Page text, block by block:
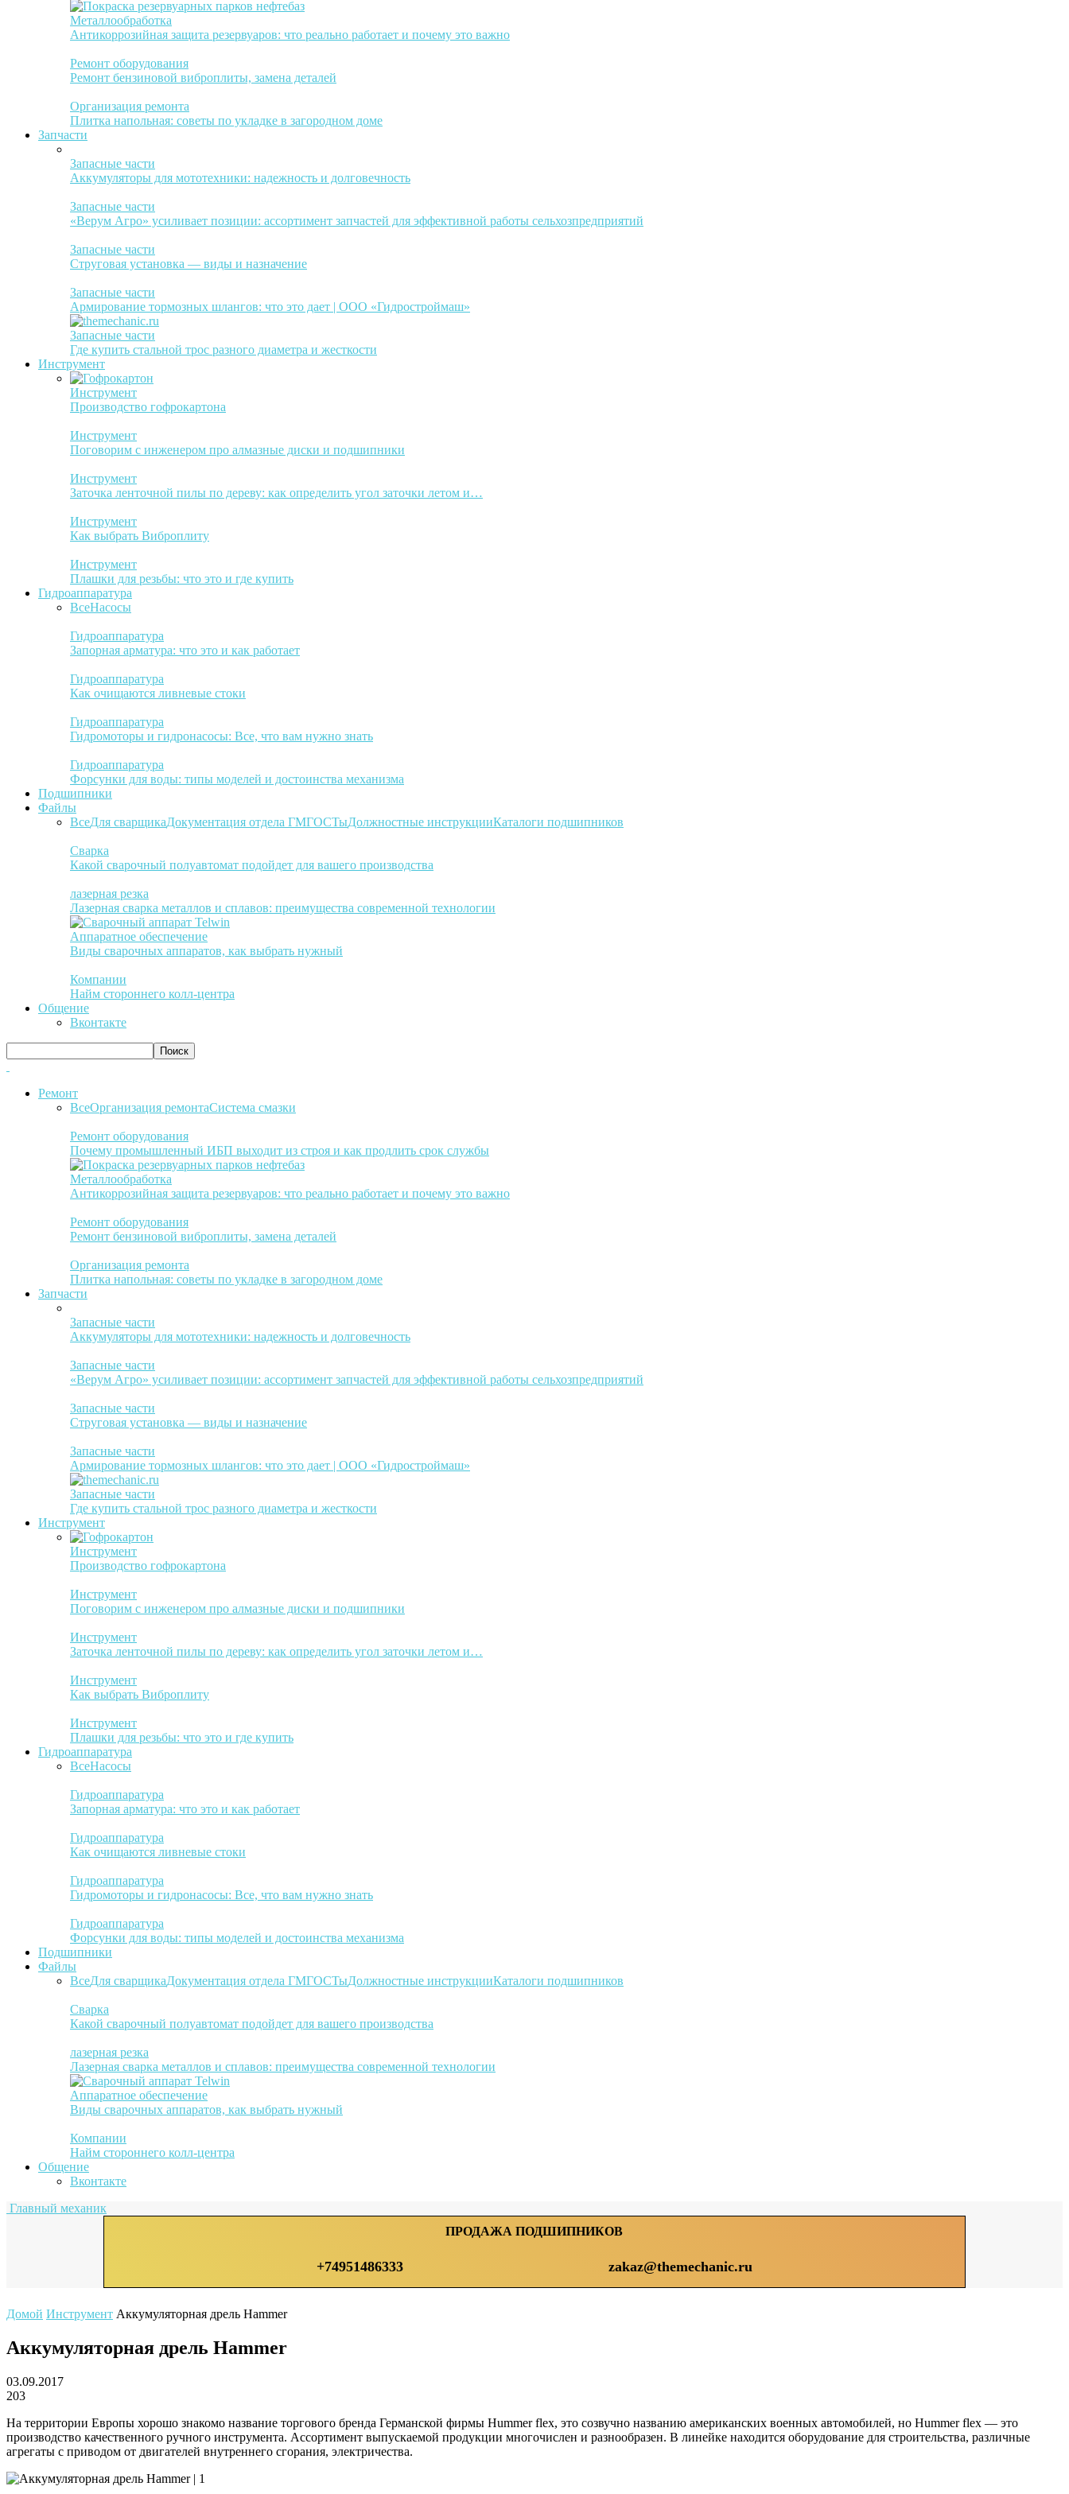
Металлообработка
Антикоррозийная защита резервуаров: что реально работает и почему это важно
Ремонт оборудования
Ремонт бензиновой виброплиты, замена деталей
Организация ремонта
Плитка напольная: советы по укладке в загородном доме
Запчасти
Запасные части
Аккумуляторы для мототехники: надежность и долговечность
Запасные части
«Верум Агро» усиливает позиции: ассортимент запчастей для эффективной работы сельхозпредприятий
Запасные части
Струговая установка — виды и назначение
Запасные части
Армирование тормозных шлангов: что это дает | ООО «Гидростроймаш»
Запасные части
Где купить стальной трос разного диаметра и жесткости
Инструмент
Инструмент
Производство гофрокартона
Инструмент
Поговорим с инженером про алмазные диски и подшипники
Инструмент
Заточка ленточной пилы по дереву: как определить угол заточки летом и…
Инструмент
Как выбрать Виброплиту
Инструмент
Плашки для резьбы: что это и где купить
Гидроаппаратура
ВсеНасосы
Гидроаппаратура
Запорная арматура: что это и как работает
Гидроаппаратура
Как очищаются ливневые стоки
Гидроаппаратура
Гидромоторы и гидронасосы: Все, что вам нужно знать
Гидроаппаратура
Форсунки для воды: типы моделей и достоинства механизма
Подшипники
Файлы
ВсеДля сварщикаДокументация отдела ГМГОСТыДолжностные инструкцииКаталоги подшипников
Сварка
Какой сварочный полуавтомат подойдет для вашего производства
лазерная резка
Лазерная сварка металлов и сплавов: преимущества современной технологии
Аппаратное обеспечение
Виды сварочных аппаратов, как выбрать нужный
Компании
Найм стороннего колл-центра
Общение
Вконтакте
Ремонт
ВсеОрганизация ремонтаСистема смазки
Ремонт оборудования
Почему промышленный ИБП выходит из строя и как продлить срок службы
Металлообработка
Антикоррозийная защита резервуаров: что реально работает и почему это важно
Ремонт оборудования
Ремонт бензиновой виброплиты, замена деталей
Организация ремонта
Плитка напольная: советы по укладке в загородном доме
Запчасти
Запасные части
Аккумуляторы для мототехники: надежность и долговечность
Запасные части
«Верум Агро» усиливает позиции: ассортимент запчастей для эффективной работы сельхозпредприятий
Запасные части
Струговая установка — виды и назначение
Запасные части
Армирование тормозных шлангов: что это дает | ООО «Гидростроймаш»
Запасные части
Где купить стальной трос разного диаметра и жесткости
Инструмент
Инструмент
Производство гофрокартона
Инструмент
Поговорим с инженером про алмазные диски и подшипники
Инструмент
Заточка ленточной пилы по дереву: как определить угол заточки летом и…
Инструмент
Как выбрать Виброплиту
Инструмент
Плашки для резьбы: что это и где купить
Гидроаппаратура
ВсеНасосы
Гидроаппаратура
Запорная арматура: что это и как работает
Гидроаппаратура
Как очищаются ливневые стоки
Гидроаппаратура
Гидромоторы и гидронасосы: Все, что вам нужно знать
Гидроаппаратура
Форсунки для воды: типы моделей и достоинства механизма
Подшипники
Файлы
ВсеДля сварщикаДокументация отдела ГМГОСТыДолжностные инструкцииКаталоги подшипников
Сварка
Какой сварочный полуавтомат подойдет для вашего производства
лазерная резка
Лазерная сварка металлов и сплавов: преимущества современной технологии
Аппаратное обеспечение
Виды сварочных аппаратов, как выбрать нужный
Компании
Найм стороннего колл-центра
Общение
Вконтакте
Главный механик
ПРОДАЖА ПОДШИПНИКОВ
+74951486333 zakaz@themechanic.ru
Домой Инструмент Аккумуляторная дрель Hammer
Аккумуляторная дрель Hammer
03.09.2017
203
На территории Европы хорошо знакомо название торгового бренда Германской фирмы Hummer flex, это созвучно названию американских военных автомобилей, но Hummer flex — это
производство качественного ручного инструмента. Ассортимент выпускаемой продукции многочислен и разнообразен. В линейке находится оборудование для строительства, различные
агрегаты с приводом от двигателей внутреннего сгорания, электричества.